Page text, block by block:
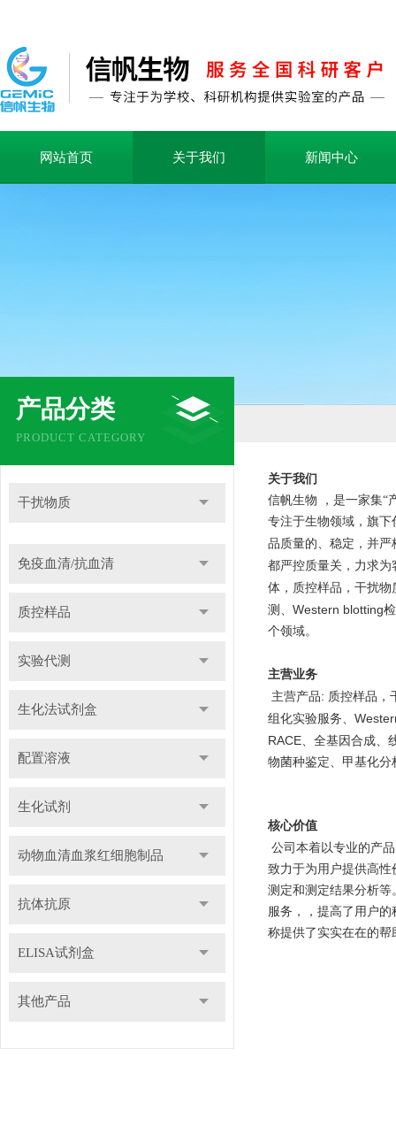
网站首页 关于我们 新闻中心
产品分类
PRODUCT CATEGORY
干扰物质
免疫血清/抗血清
质控样品
实验代测
生化法试剂盒
配置溶液
生化试剂
动物血清血浆红细胞制品
抗体抗原
ELISA试剂盒
其他产品
关于我们
信帆生物
，是一家集
专注于生物领域，旗
品质量的、稳定，并严
都严控质量关，力求
体，质控样品，干扰
测、 Western blotting
个领域。
主营业务
主营产品: 质控样品，
组化实验服务、
RACE、全基因合成、
物菌种鉴定、甲基化分
核心价值
公司本着以专业的产
致力于为用户提供高
测定和测定结果分析
服务，，提高了用户
称提供了实实在在的